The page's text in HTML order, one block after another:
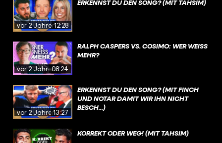
vor 2 Jahren12:28
ERKENNST DU DEN SONG? (MIT TAHSIM)
vor 2 Jahren08:24
RALPH CASPERS VS. COSIMO: WER WEISS M
EHR?
vor 2 Jahren13:27
ERKENNST DU DEN SONG? (MIT FINCH
UND NOTAR DAMIT WIR IHN NICHT
BESCH...)
KORREKT ODER WEG! (MIT TAHSIM)